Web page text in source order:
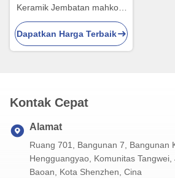
Keramik Jembatan mahkota
untuk restorasi gigi yang
nyaman dan tepat
Dapatkan Harga Terbaik
Kontak Cepat
Alamat
Ruang 701, Bangunan 7, Bangunan
Hengguangyao, Komunitas
Baoan, Kota Shenzhen, Cina